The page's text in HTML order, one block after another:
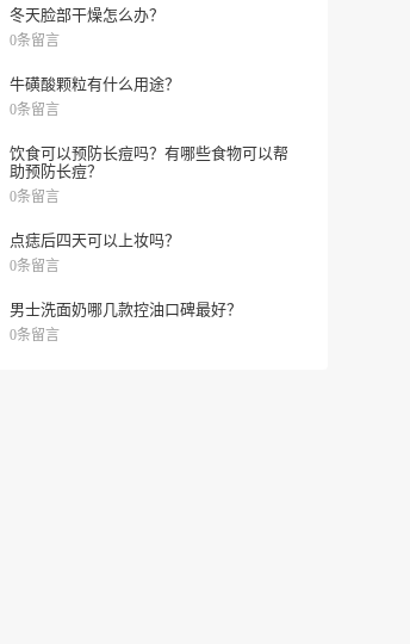
冬天脸部干燥怎么办？
0条留言
牛磺酸颗粒有什么用途？
0条留言
饮食可以预防长痘吗？有哪些食物可以帮
助预防长痘？
0条留言
点痣后四天可以上妆吗？
0条留言
男士洗面奶哪几款控油口碑最好？
0条留言